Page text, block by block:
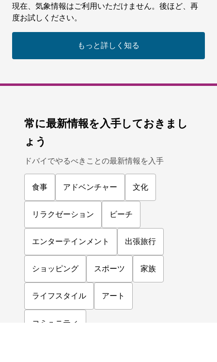
現在、気象情報はご利用いただけません。後ほど、再
度お試しください。
もっと詳しく知る
常に最新情報を入手しておきまし
ょう
ドバイでやるべきことの最新情報を入手
食事 アドベンチャー 文化
リラクゼーション ビーチ
エンターテインメント 出張旅行
ショッピング スポーツ 家族
ライフスタイル アート
コミュニティ